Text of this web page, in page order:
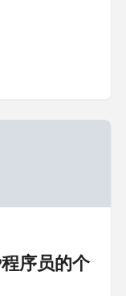
序员的个